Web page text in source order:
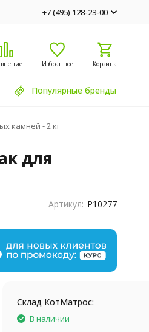
+7 (495) 128-23-00
Избранное Корзина
Популярные бренды
камней - 2 кг
для
Артикул: P10277
Склад КотМатрос:
В наличии